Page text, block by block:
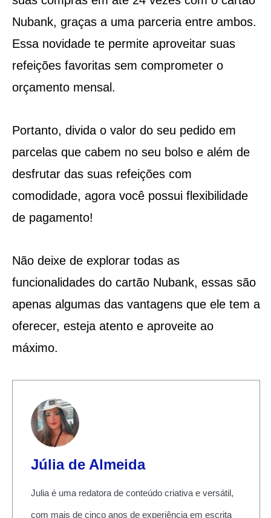
Nubank, graças a uma parceria entre ambos.
Essa novidade te permite aproveitar suas
refeições favoritas sem comprometer o
orçamento mensal.
Portanto, divida o valor do seu pedido em
parcelas que cabem no seu bolso e além de
desfrutar das suas refeições com
comodidade, agora você possui flexibilidade
de pagamento!
Não deixe de explorar todas as
funcionalidades do cartão Nubank, essas são
apenas algumas das vantagens que ele tem a
oferecer, esteja atento e aproveite ao
máximo.
Júlia de Almeida
Julia é uma redatora de conteúdo criativa e versátil,
com mais de cinco anos de experiência em escrita